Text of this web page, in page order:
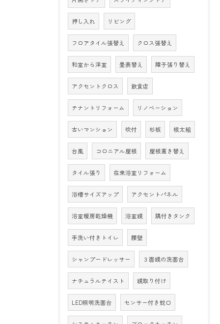
押し入れ リビング
フロアタイル張替え クロス張替え
和室から洋室 畳表替え 障子張り替え
アクセントクロス 飲食店
テナントリフォーム リノベーション
古いマンション 吹付 杉板 根太組
台風 コロニアル屋根 屋根葺き替え
タイル張り 在来浴室リフォーム
浴槽サイズアップ アクセントパネル
浴室暖房乾燥機 浴室鏡 隅付きタンク
手洗い付きトイレ 腰壁
シャンプードレッサー ３面鏡の洗面台
ナチュラルテイスト 鏡取り付け
LED照明洗面台 センサー付き蛇口